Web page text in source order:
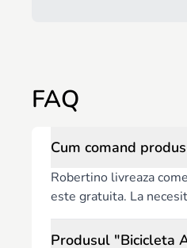
FAQ
Cum comand
Robertino livreaza
este gratuita. La
Produsul "Bicicleta